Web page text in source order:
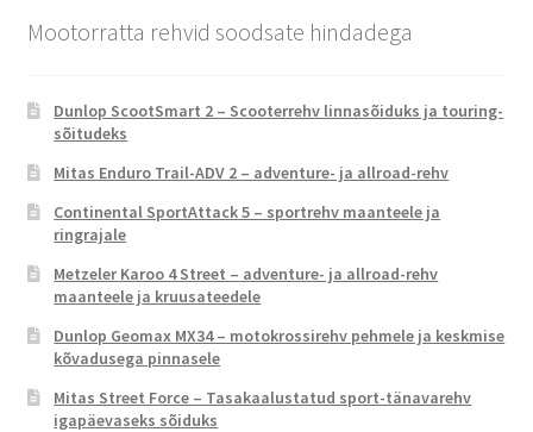
Mootorratta rehvid soodsate hindadega
Dunlop ScootSmart 2 – Scooterrehv linnasõiduks ja touring-
sõitudeks
Mitas Enduro Trail-ADV 2 – adventure- ja allroad-rehv
Continental SportAttack 5 – sportrehv maanteele ja
ringrajale
Metzeler Karoo 4 Street – adventure- ja allroad-rehv
maanteele ja kruusateedele
Dunlop Geomax MX34 – motokrossirehv pehmele ja keskmise
kõvadusega pinnasele
Mitas Street Force – Tasakaalustatud sport-tänavarehv
igapäevaseks sõiduks